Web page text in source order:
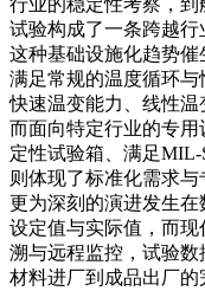
行业的稳定性考察，
试验构成了一条跨越行
这种基础设施化趋势
满足常规的温度循环
快速温变能力、线性温
而面向特定行业的专
定性试验箱、满足
则体现了标准化需求与
更为深刻的演进发生
设定值与实际值，而
溯与远程监控，试验
材料进厂到成品出厂